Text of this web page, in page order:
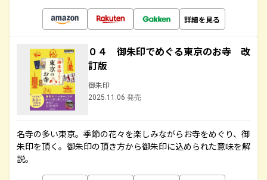
詳細を見る
０４ 御朱印でめぐる東京のお寺 改
訂版
御朱印
2025.11.06 発売
名寺の多い東京。季節の花々を楽しみながらお寺をめぐり、御
朱印を頂く。御朱印の頂き方から御朱印に込められた意味を解
説。